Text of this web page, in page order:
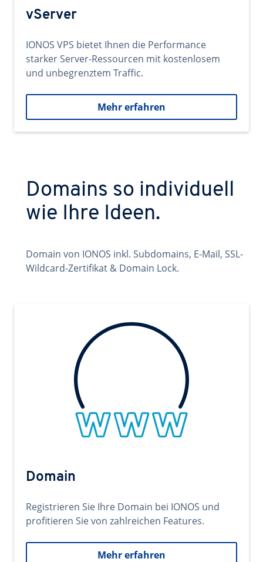
vServer
IONOS VPS bietet Ihnen die Performance
starker Server-Ressourcen mit kostenlosem
und unbegrenztem Traffic.
Mehr erfahren
Domains so individuell
wie Ihre Ideen.
Domain von IONOS inkl. Subdomains, E-Mail, SSL-
Wildcard-Zertifikat & Domain Lock.
Domain
Registrieren Sie Ihre Domain bei IONOS und
profitieren Sie von zahlreichen Features.
Mehr erfahren